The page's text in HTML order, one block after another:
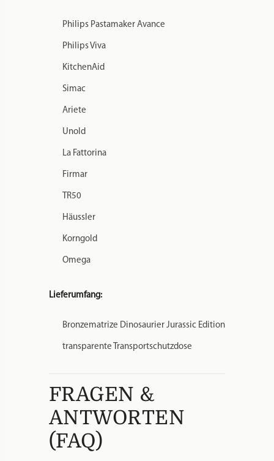
Philips Pastamaker Avance
Philips Viva
KitchenAid
Simac
Ariete
Unold
La Fattorina
Firmar
TR50
Häussler
Korngold
Omega
Lieferumfang:
Bronzematrize Dinosaurier Jurassic Edition
transparente Transportschutzdose
FRAGEN &
ANTWORTEN
(FAQ)